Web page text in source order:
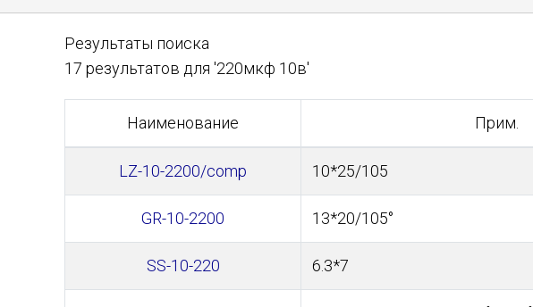
Результаты поиска
17 результатов для '220мкф 10в'
Наименование Прим.
LZ-10-2200/comp 10*25/105
GR-10-2200 13*20/105°
SS-10-220 6.3*7